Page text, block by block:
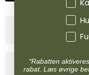
Produktinformation
Specifikationer
*Rabatten
rabat. Læs øvrige